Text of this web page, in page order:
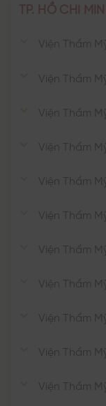
TP. HỒ CHÍ
Viện Thẩm
Viện Thẩm
Viện Thẩm
Viện Thẩm
Viện Thẩm
Viện Thẩm
Viện Thẩm
Viện Thẩm
Viện Thẩm
Viện Thẩm
Viện Thẩm